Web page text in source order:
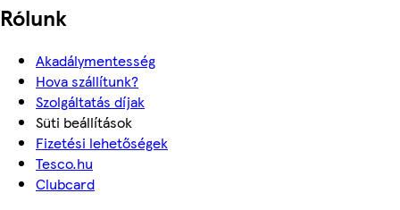
Rólunk
Akadálymentesség
Hova szállítunk?
Szolgáltatás díjak
Süti beállítások
Fizetési lehetőségek
Tesco.hu
Clubcard